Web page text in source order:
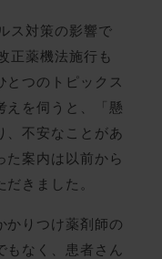
ス対策の影響で
正薬機法施行も
とつのトピックス
えを伺うと、「懸
、不安なことがあ
た案内は以前から
きました。
かりつけ薬剤師の
もなく、患者さん